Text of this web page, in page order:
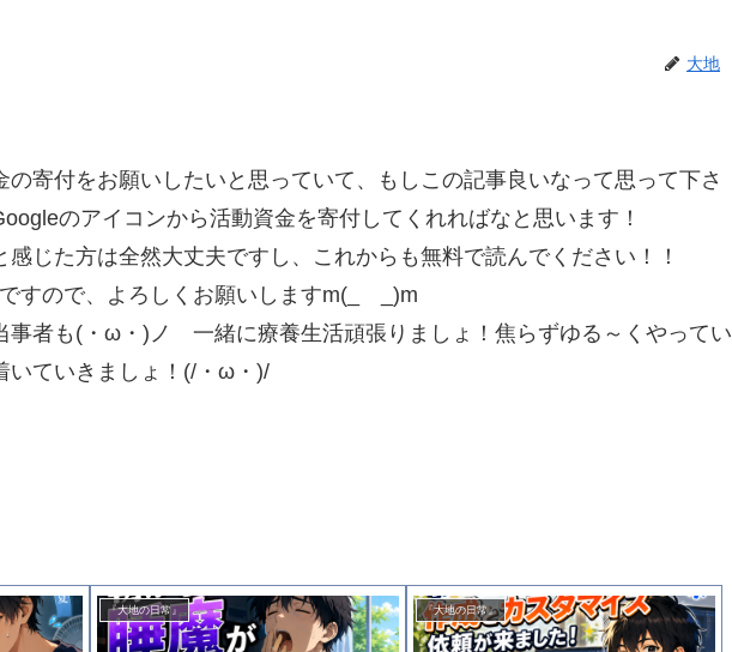
大地
の寄付をお願いしたいと思っていて、もしこの記事良いなって思って下さ
のアイコンから活動資金を寄付してくれればなと思います！
じた方は全然大丈夫ですし、これからも無料で読んでください！！
すので、よろしくお願いしますm(_ _)m
事者も(・ω・)ノ 一緒に療養生活頑張りましょ！焦らずゆる～くやってい
いていきましょ！(/・ω・)/
『大地の日常』 『大地の日常』